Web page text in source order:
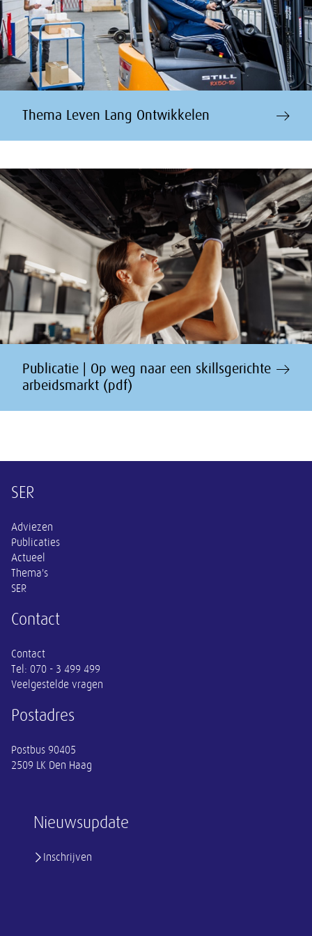
Thema Leven Lang Ontwikkelen
Publicatie | Op weg naar een skillsgerichte
arbeidsmarkt (pdf)
Overige informatie
Nieuwsupdate
Inschrijven
SER
Adviezen
Publicaties
Actueel
Thema's
SER
Contact
Contact
Tel: 070 - 3 499 499
Veelgestelde vragen
Postadres
Postbus 90405
2509 LK Den Haag